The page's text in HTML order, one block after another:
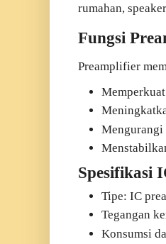
rumahan,
Fungsi
Preamplifier
Mengurangi
Spesifikasi
Tipe: IC
Tegangan
Konsumsi